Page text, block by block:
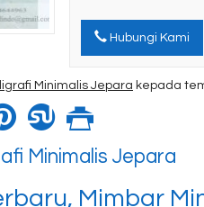
Hubungi Kami
Minimalis Jepara kepada
Minimalis Jepara
Mimbar